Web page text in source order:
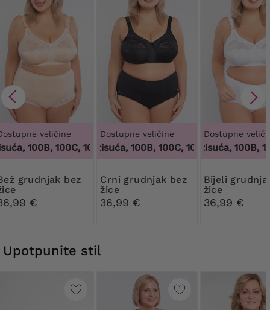
veličine
100B, 100C, 100D, 100DD, 100F, 100G, 100H, 100I, 100J,
bez
€
Dostupne veličine
100 tisuća, 100B, 100C, 100D, 100DD, 100F,
Crni grudnjak bez
žice
36,99 €
Dostupne
100 tisuća, 100B,
Bijeli grudnjak bez
žice
36,99 €
Upotpunite stil